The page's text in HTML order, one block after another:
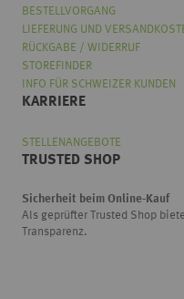
BESTELLVORGANG
LIEFERUNG UND
RÜCKGABE / WIDERRUF
STOREFINDER
INFO FÜR SCHWEIZER KUNDEN
KARRIERE
STELLENANGEBOTE
TRUSTED SHOP
Sicherheit beim Online-Kauf
Als geprüfter Trusted Shop
Transparenz.